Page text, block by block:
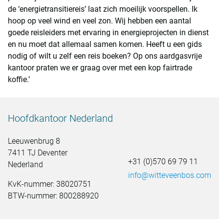
de ‘energietransitiereis’ laat zich moeilijk voorspellen. Ik
hoop op veel wind en veel zon. Wij hebben een aantal
goede reisleiders met ervaring in energieprojecten in dienst
en nu moet dat allemaal samen komen. Heeft u een gids
nodig of wilt u zelf een reis boeken? Op ons aardgasvrije
kantoor praten we er graag over met een kop fairtrade
koffie.’
Hoofdkantoor Nederland
Leeuwenbrug 8
7411 TJ Deventer
Nederland
KvK-nummer: 38020751
BTW-nummer: 800288920
+31 (0)570 69 79 11
info@witteveenbos.com